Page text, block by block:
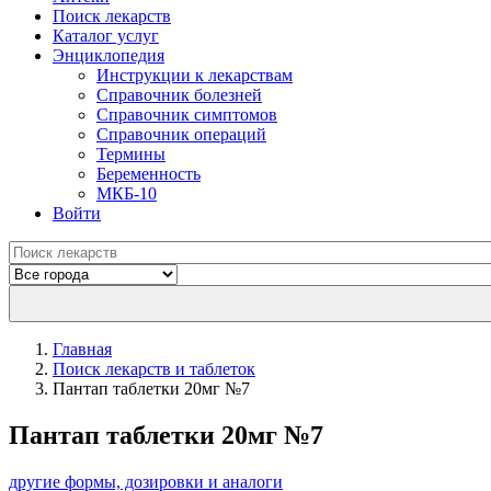
Поиск лекарств
Каталог услуг
Энциклопедия
Инструкции к лекарствам
Справочник болезней
Справочник симптомов
Справочник операций
Термины
Беременность
МКБ-10
Войти
Главная
Поиск лекарств и таблеток
Пантап таблетки 20мг №7
Пантап таблетки 20мг №7
другие формы, дозировки и аналоги